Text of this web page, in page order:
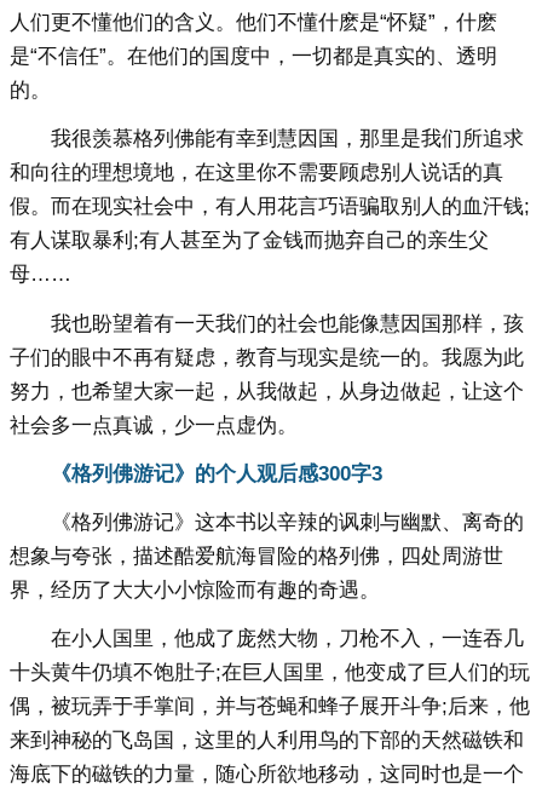
人们更不懂他们的含义。他们不懂什麽是“怀疑”，什麽
是“不信任”。在他们的国度中，一切都是真实的、透明
的。
我很羡慕格列佛能有幸到慧因国，那里是我们所追求
和向往的理想境地，在这里你不需要顾虑别人说话的真
假。而在现实社会中，有人用花言巧语骗取别人的血汗钱;
有人谋取暴利;有人甚至为了金钱而抛弃自己的亲生父
母……
我也盼望着有一天我们的社会也能像慧因国那样，孩
子们的眼中不再有疑虑，教育与现实是统一的。我愿为此
努力，也希望大家一起，从我做起，从身边做起，让这个
社会多一点真诚，少一点虚伪。
《格列佛游记》的个人观后感300字3
《格列佛游记》这本书以辛辣的讽刺与幽默、离奇的
想象与夸张，描述酷爱航海冒险的格列佛，四处周游世
界，经历了大大小小惊险而有趣的奇遇。
在小人国里，他成了庞然大物，刀枪不入，一连吞几
十头黄牛仍填不饱肚子;在巨人国里，他变成了巨人们的玩
偶，被玩弄于手掌间，并与苍蝇和蜂子展开斗争;后来，他
来到神秘的飞岛国，这里的人利用鸟的下部的天然磁铁和
海底下的磁铁的力量，随心所欲地移动，这同时也是一个